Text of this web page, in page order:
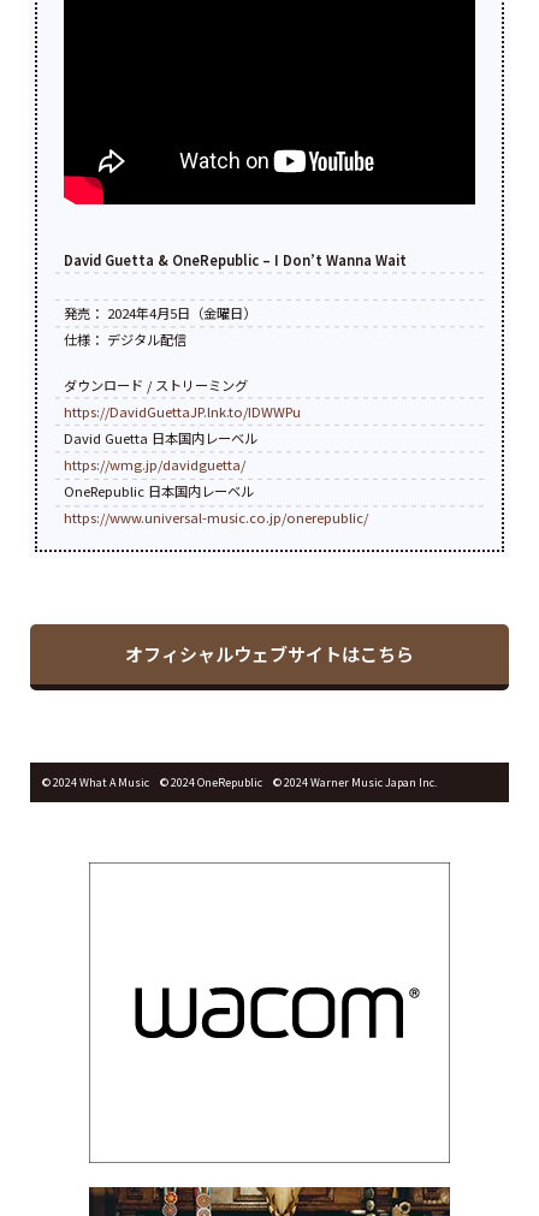
David Guetta & OneRepublic – I Don’t Wanna Wait
発売： 2024年4月5日（金曜日）
仕様： デジタル配信
ダウンロード / ストリーミング
https://DavidGuettaJP.lnk.to/IDWWPu
David Guetta 日本国内レーベル
https://wmg.jp/davidguetta/
OneRepublic 日本国内レーベル
https://www.universal-music.co.jp/onerepublic/
オフィシャルウェブサイトはこちら
© 2024 What A Music © 2024 OneRepublic © 2024 Warner Music Japan Inc.